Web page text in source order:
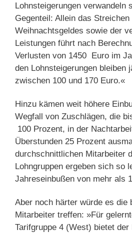
Lohnsteigerungen verwandeln
Gegenteil: Allein das
Weihnachtsgeldes sowie der
Leistungen führt nach
Verlusten von 1450 Euro im
den Lohnsteigerungen bleiben
zwischen 100 und 170 Euro.«
Hinzu kämen weit höhere
Wegfall von Zuschlägen, die
100 Prozent, in der
Überstunden 25 Prozent
durchschnittlichen Mitarbeiter
Lohngruppen ergeben sich so
Jahreseinbußen von mehr als
Aber noch härter würde es die
Mitarbeiter treffen: »Für
Tarifgruppe 4 (West) bietet